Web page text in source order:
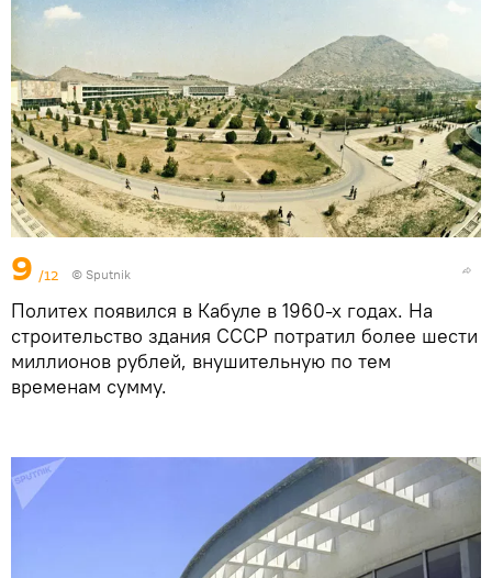
9 /12 © Sputnik
Политех появился в Кабуле в 1960-х годах. На
строительство здания СССР потратил более шести
миллионов рублей, внушительную по тем
временам сумму.